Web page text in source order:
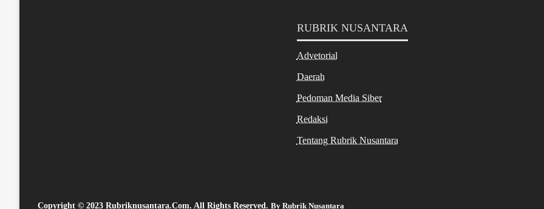
RUBRIK NUSANTARA
Advetorial
Daerah
Pedoman Media Siber
Redaksi
Tentang Rubrik Nusantara
Copyright © 2023 Rubriknusantara.com. All Rights Reserved. By Rubrik Nusantara